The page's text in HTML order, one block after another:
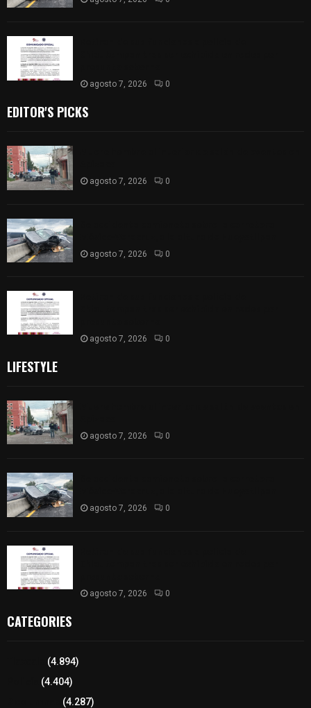
agosto 7, 2026 0
EDITOR'S PICKS
agosto 7, 2026 0
agosto 7, 2026 0
agosto 7, 2026 0
LIFESTYLE
agosto 7, 2026 0
agosto 7, 2026 0
agosto 7, 2026 0
CATEGORIES
(4.894)
(4.404)
(4.287)